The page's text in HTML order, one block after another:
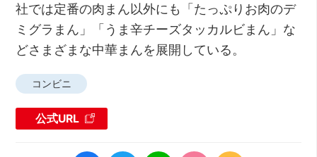
社では定番の肉まん以外にも「たっぷりお肉のデ
ミグラまん」「うま辛チーズタッカルビまん」な
どさまざまな中華まんを展開している。
コンビニ
公式URL